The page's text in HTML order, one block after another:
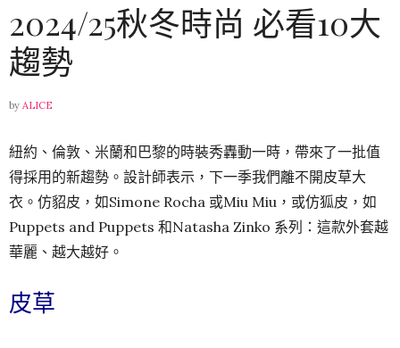
2024/25秋冬時尚 必看10大
趨勢
by ALICE
紐約、倫敦、米蘭和巴黎的時裝秀轟動一時，帶來了一批值
得採用的新趨勢。設計師表示，下一季我們離不開皮草大
衣。仿貂皮，如Simone Rocha 或Miu Miu，或仿狐皮，如
Puppets and Puppets 和Natasha Zinko 系列：這款外套越
華麗、越大越好。
皮草